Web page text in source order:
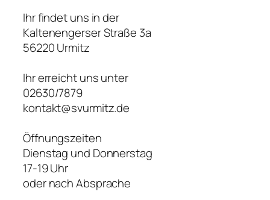
Ihr findet uns in der
Kaltenengerser Straße 3a
56220 Urmitz
Ihr erreicht uns unter
02630/7879
kontakt@svurmitz.de
Öffnungszeiten
Dienstag und Donnerstag
17-19 Uhr
oder nach Absprache